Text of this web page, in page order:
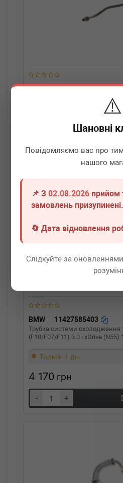
⚠️
Шановні
Повідомляємо вас про
нашого
📌 З02.08.2026 прийом
замовлень призупинені.
🔄 Дата відновлення
Слідкуйте за
BMW 11538514456
Трубка системи охолодження
Термін 1 дн.
1 710
BMW 11427585403
Трубка системи охолодження
(F10/F07/F11) 3.0 i xDrive (N55)
Термін 1 дн.
4 170 грн
- +